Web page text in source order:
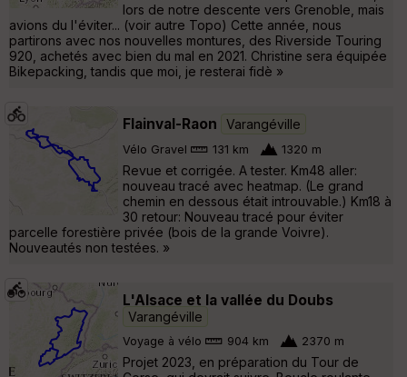
lors de notre descente vers Grenoble, mais
avions du l'éviter... (voir autre Topo) Cette année, nous
partirons avec nos nouvelles montures, des Riverside Touring
920, achetés avec bien du mal en 2021. Christine sera équipée
Bikepacking, tandis que moi, je resterai fidè »
Flainval-Raon Varangéville
Vélo Gravel 131 km 1320 m
Revue et corrigée. A tester. Km48 aller:
nouveau tracé avec heatmap. (Le grand
chemin en dessous était introuvable.) Km18 à
30 retour: Nouveau tracé pour éviter
parcelle forestière privée (bois de la grande Voivre).
Nouveautés non testées. »
L'Alsace et la vallée du Doubs
Varangéville
Voyage à vélo 904 km 2370 m
Projet 2023, en préparation du Tour de